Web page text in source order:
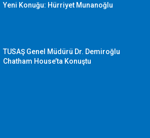
Yeni Konuğu: Hürriyet Munanoğlu
TUSAŞ Genel Müdürü Dr. Demiroğlu
Chatham House’ta Konuştu